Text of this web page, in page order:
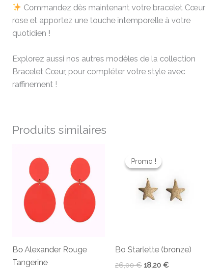
Commandez dès maintenant votre bracelet Cœur
rose et apportez une touche intemporelle à votre
quotidien !
Explorez aussi nos autres modèles de la collection
Bracelet Cœur, pour compléter votre style avec
raffinement !
Produits similaires
Bo Alexander Rouge
Tangerine
Promo !
Promo !
Bo Starlette (bronze)
26,00€
initial
était :
26,00 €.
18,20 €
18,20 €.